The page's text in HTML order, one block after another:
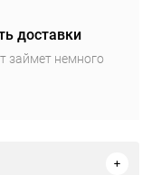
доставки
займет немного